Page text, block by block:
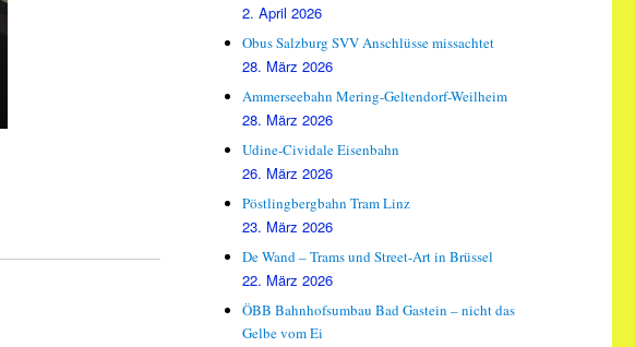
2. April 2026
Obus Salzburg SVV Anschlüsse missachtet
28. März 2026
Ammerseebahn Mering-Geltendorf-Weilheim
28. März 2026
Udine-Cividale Eisenbahn
26. März 2026
Pöstlingbergbahn Tram Linz
23. März 2026
De Wand – Trams und Street-Art in Brüssel
22. März 2026
ÖBB Bahnhofsumbau Bad Gastein – nicht das
Gelbe vom Ei